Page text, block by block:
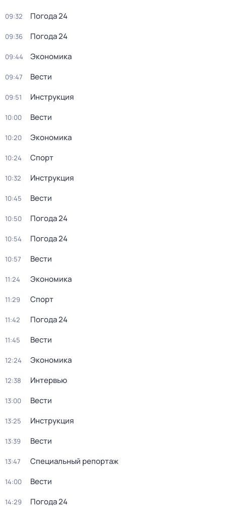
09:32 Погода 24
09:36 Погода 24
09:44 Экономика
09:47 Вести
09:51 Инструкция
10:00 Вести
10:20 Экономика
10:24 Спорт
10:32 Инструкция
10:45 Вести
10:50 Погода 24
10:54 Погода 24
10:57 Вести
11:24 Экономика
11:29 Спорт
11:42 Погода 24
11:45 Вести
12:24 Экономика
12:38 Интервью
13:00 Вести
13:25 Инструкция
13:39 Вести
13:47 Специальный репортаж
14:00 Вести
14:29 Погода 24